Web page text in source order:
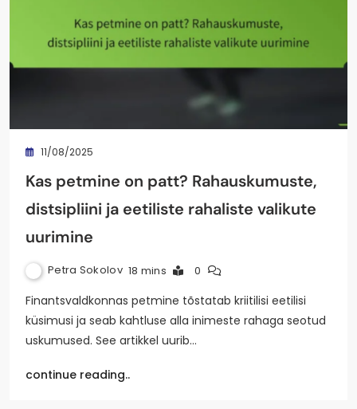
11/08/2025
Kas petmine on patt? Rahauskumuste,
distsipliini ja eetiliste rahaliste valikute
uurimine
Petra Sokolov 18 mins 0
Finantsvaldkonnas petmine tõstatab kriitilisi eetilisi
küsimusi ja seab kahtluse alla inimeste rahaga seotud
uskumused. See artikkel uurib…
continue reading..